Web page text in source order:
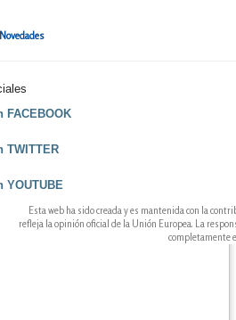
Novedades
FACEBOOK
TWITTER
YOUTUBE
Esta web ha sido creada y es mantenida con la
refleja la opinión oficial de la Unión Europea. La
completamente